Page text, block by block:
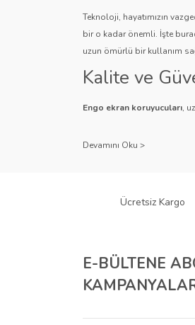
Teknoloji, hayatımızın
bir o kadar önemli. İşte
uzun ömürlü bir kullanım
Kalite ve
Engo ekran koruyucuları,
Çeşitlilik ve
gibi çeşitli türlerle Engo,
Engo ekran koruyucuları,
ihtiyacı olan kullanıcılar
Kurumsal
Ücretsiz Kargo
E-BÜLTENE